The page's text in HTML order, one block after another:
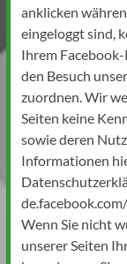
anklicken
eingeloggt sind,
Ihrem
den Besuch
zuordnen. Wir
Seiten keine
sowie deren
Informationen
Wenn Sie nicht
unserer Seiten